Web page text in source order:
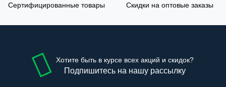
Сертифицированные товары Скидки на оптовые заказы
Хотите быть в курсе всех акций и скидок?
Подпишитесь на нашу рассылку